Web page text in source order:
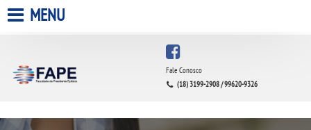
A FACULDADE
MENU
Fale Conosco
(18) 3199-2908 / 99620-9326